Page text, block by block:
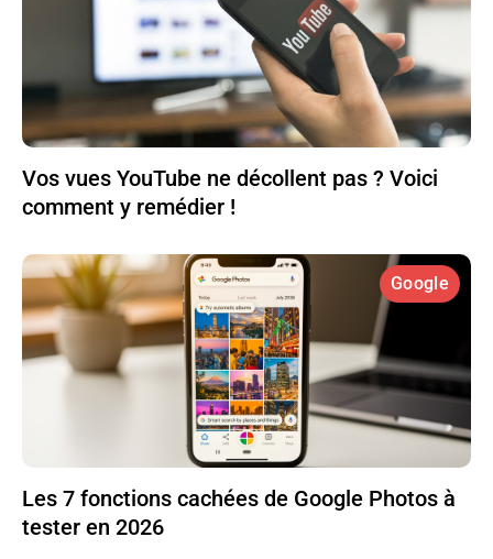
Vos vues YouTube ne décollent pas ? Voici
comment y remédier !
Google
Les 7 fonctions cachées de Google Photos à
tester en 2026